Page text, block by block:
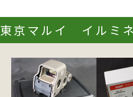
東京マルイ イルミ